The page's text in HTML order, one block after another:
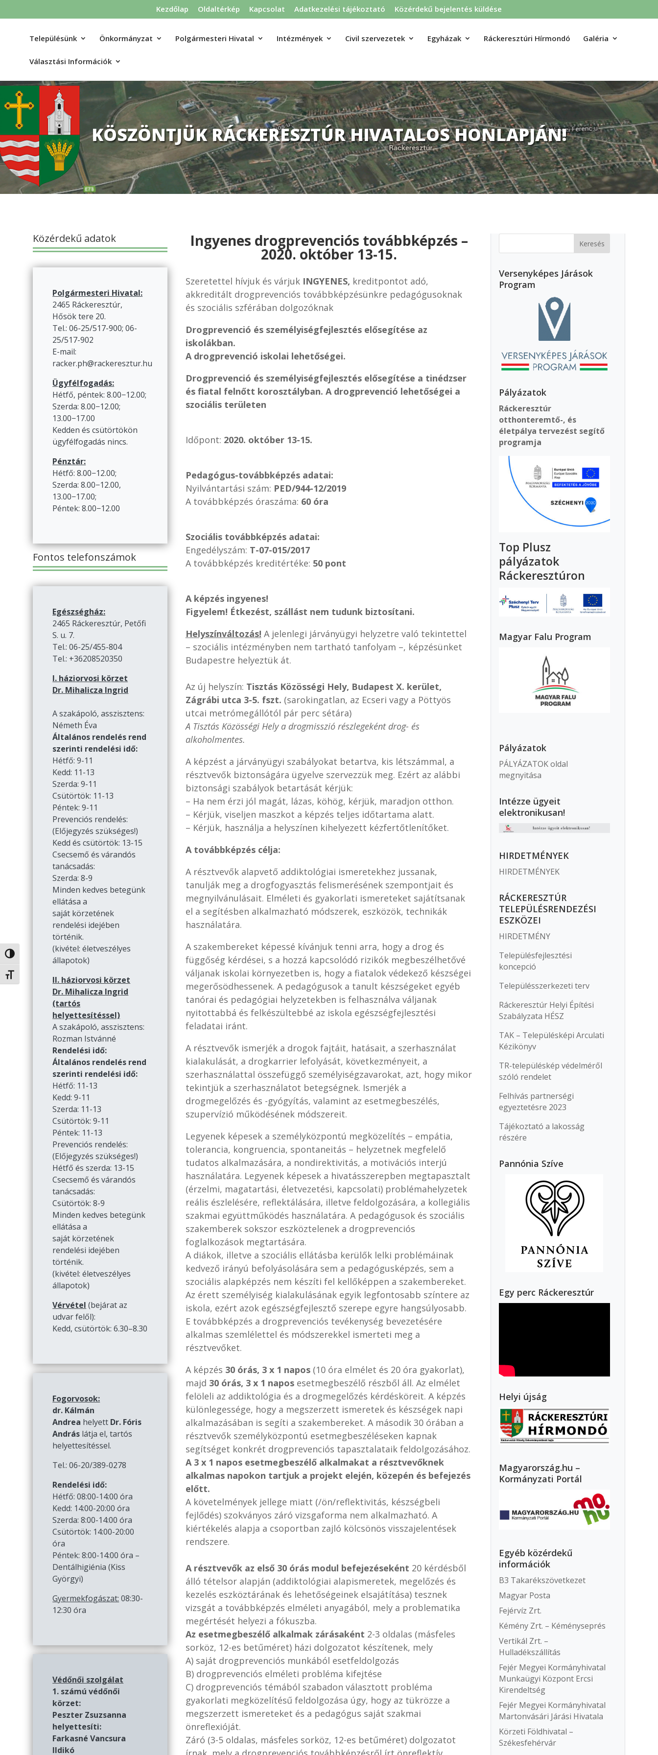
Nagy kontraszt váltása
Betűméret váltása
Kezdőlap Oldaltérkép Kapcsolat Adatkezelési tájékoztató Közérdekű bejelentés küldése
Településünk Önkormányzat Polgármesteri Hivatal Intézmények Civil szervezetek Egyházak Ráckeresztúri Hírmondó Galéria
Választási Információk
KÖSZÖNTJÜK RÁCKERESZTÚR HIVATALOS HONLAPJÁN!
Közérdekű adatok
Polgármesteri Hivatal:
2465 Ráckeresztúr,
Hősök tere 20.
Tel.: 06-25/517-900; 06-
25/517-902
E-mail:
racker.ph@rackeresztur.hu
Ügyfélfogadás:
Hétfő, péntek: 8.00−12.00;
Szerda: 8.00−12.00;
13.00−17.00
Kedden és csütörtökön
ügyfélfogadás nincs.
Pénztár:
Hétfő: 8.00−12.00;
Szerda: 8.00−12.00,
13.00−17.00;
Péntek: 8.00−12.00
Fontos telefonszámok
Egészségház:
2465 Ráckeresztúr, Petőfi
S. u. 7.
Tel.: 06-25/455-804
Tel.: +36208520350
I. háziorvosi körzet
Dr. Mihalicza Ingrid
A szakápoló, asszisztens:
Németh Éva
Általános rendelés rend
szerinti rendelési idő:
Hétfő: 9-11
Kedd: 11-13
Szerda: 9-11
Csütörtök: 11-13
Péntek: 9-11
Prevenciós rendelés:
(Előjegyzés szükséges!)
Kedd és csütörtök: 13-15
Csecsemő és várandós
tanácsadás:
Szerda: 8-9
Minden kedves betegünk
ellátása a
saját körzetének
rendelési idejében
történik.
(kivétel: életveszélyes
állapotok)
II. háziorvosi körzet
Dr. Mihalicza Ingrid
(tartós
helyettesítéssel)
A szakápoló, asszisztens:
Rozman Istvánné
Rendelési idő:
Általános rendelés rend
szerinti rendelési idő:
Hétfő: 11-13
Kedd: 9-11
Szerda: 11-13
Csütörtök: 9-11
Péntek: 11-13
Prevenciós rendelés:
(Előjegyzés szükséges!)
Hétfő és szerda: 13-15
Csecsemő és várandós
tanácsadás:
Csütörtök: 8-9
Minden kedves betegünk
ellátása a
saját körzetének
rendelési idejében
történik.
(kivétel: életveszélyes
állapotok)
Vérvétel (bejárat az
udvar felől):
Kedd, csütörtök: 6.30–8.30
Fogorvosok:
dr. Kálmán
Andrea helyett Dr. Fóris
András látja el, tartós
helyettesítéssel.
Tel.: 06-20/389-0278
Rendelési idő:
Hétfő: 08:00-14:00 óra
Kedd: 14:00-20:00 óra
Szerda: 8:00-14:00 óra
Csütörtök: 14:00-20:00
óra
Péntek: 8:00-14:00 óra –
Dentálhigiénia (Kiss
Györgyi)
Gyermekfogászat: 08:30-
12:30 óra
Védőnői szolgálat
1. számú védőnői
körzet:
Peszter Zsuzsanna
helyettesíti:
Farkasné Vancsura
Ildikó
Ingyenes drogprevenciós továbbképzés –
2020. október 13-15.
Szeretettel hívjuk és várjuk INGYENES, kreditpontot adó,
akkreditált drogprevenciós továbbképzésünkre pedagógusoknak
és szociális szférában dolgozóknak
Drogprevenció és személyiségfejlesztés elősegítése az
iskolákban.
A drogprevenció iskolai lehetőségei.
Drogprevenció és személyiségfejlesztés elősegítése a tinédzser
és fiatal felnőtt korosztályban. A drogprevenció lehetőségei a
szociális területen
Időpont: 2020. október 13-15.
Pedagógus-továbbképzés adatai:
Nyilvántartási szám: PED/944-12/2019
A továbbképzés óraszáma: 60 óra
Szociális továbbképzés adatai:
Engedélyszám: T-07-015/2017
A továbbképzés kreditértéke: 50 pont
A képzés ingyenes!
Figyelem! Étkezést, szállást nem tudunk biztosítani.
Helyszínváltozás! A jelenlegi járványügyi helyzetre való tekintettel
– szociális intézményben nem tartható tanfolyam –, képzésünket
Budapestre helyeztük át.
Az új helyszín: Tisztás Közösségi Hely, Budapest X. kerület,
Zágrábi utca 3-5. fszt. (sarokingatlan, az Ecseri vagy a Pöttyös
utcai metrómegállótól pár perc sétára)
A Tisztás Közösségi Hely a drogmisszió részlegeként drog- és
alkoholmentes.
A képzést a járványügyi szabályokat betartva, kis létszámmal, a
résztvevők biztonságára ügyelve szervezzük meg. Ezért az alábbi
biztonsági szabályok betartását kérjük:
– Ha nem érzi jól magát, lázas, köhög, kérjük, maradjon otthon.
– Kérjük, viseljen maszkot a képzés teljes időtartama alatt.
– Kérjük, használja a helyszínen kihelyezett kézfertőtlenítőket.
A továbbképzés célja:
A résztvevők alapvető addiktológiai ismeretekhez jussanak,
tanulják meg a drogfogyasztás felismerésének szempontjait és
megnyilvánulásait. Elméleti és gyakorlati ismereteket sajátítsanak
el a segítésben alkalmazható módszerek, eszközök, technikák
használatára.
A szakembereket képessé kívánjuk tenni arra, hogy a drog és
függőség kérdései, s a hozzá kapcsolódó rizikók megbeszélhetővé
váljanak iskolai környezetben is, hogy a fiatalok védekező készségei
megerősödhessenek. A pedagógusok a tanult készségeket egyéb
tanórai és pedagógiai helyzetekben is felhasználva váljanak
nyitottabbá és felkészültebbé az iskola egészségfejlesztési
feladatai iránt.
A résztvevők ismerjék a drogok fajtáit, hatásait, a szerhasználat
kialakulását, a drogkarrier lefolyását, következményeit, a
szerhasználattal összefüggő személyiségzavarokat, azt, hogy mikor
tekintjük a szerhasználatot betegségnek. Ismerjék a
drogmegelőzés és -gyógyítás, valamint az esetmegbeszélés,
szupervízió működésének módszereit.
Legyenek képesek a személyközpontú megközelítés – empátia,
tolerancia, kongruencia, spontaneitás – helyzetnek megfelelő
tudatos alkalmazására, a nondirektivitás, a motivációs interjú
használatára. Legyenek képesek a hivatásszerepben megtapasztalt
(érzelmi, magatartási, életvezetési, kapcsolati) problémahelyzetek
reális észlelésére, reflektálására, illetve feldolgozására, a kollegiális
szakmai együttműködés használatára. A pedagógusok és szociális
szakemberek sokszor eszköztelenek a drogprevenciós
foglalkozások megtartására.
A diákok, illetve a szociális ellátásba kerülők lelki problémáinak
kedvező irányú befolyásolására sem a pedagógusképzés, sem a
szociális alapképzés nem készíti fel kellőképpen a szakembereket.
Az érett személyiség kialakulásának egyik legfontosabb színtere az
iskola, ezért azok egészségfejlesztő szerepe egyre hangsúlyosabb.
E továbbképzés a drogprevenciós tevékenység bevezetésére
alkalmas szemlélettel és módszerekkel ismerteti meg a
résztvevőket.
A képzés 30 órás, 3 x 1 napos(10 óra elmélet és 20 óra gyakorlat),
majd 30 órás, 3 x 1 naposesetmegbeszélő részből áll. Az elmélet
felöleli az addiktológia és a drogmegelőzés kérdésköreit. A képzés
különlegessége, hogy a megszerzett ismeretek és készségek napi
alkalmazásában is segíti a szakembereket. A második 30 órában a
résztvevők személyközpontú esetmegbeszéléseken kapnak
segítséget konkrét drogprevenciós tapasztalataik feldolgozásához.
A 3 x 1 napos esetmegbeszélő alkalmakat a résztvevőknek
alkalmas napokon tartjuk a projekt elején, közepén és befejezés
előtt.
A követelmények jellege miatt (/ön/reflektivitás, készségbeli
fejlődés) szokványos záró vizsgaforma nem alkalmazható. A
kiértékelés alapja a csoportban zajló kölcsönös visszajelentések
rendszere.
A résztvevők az első 30 órás modul befejezéseként 20 kérdésből
álló tételsor alapján (addiktológiai alapismeretek, megelőzés és
kezelés eszköztárának és lehetőségeinek elsajátítása) tesznek
vizsgát a továbbképzés elméleti anyagából, mely a problematika
megértését helyezi a fókuszba.
Az esetmegbeszélő alkalmak zárásaként 2-3 oldalas (másfeles
sorköz, 12-es betűméret) házi dolgozatot készítenek, mely
A) saját drogprevenciós munkából esetfeldolgozás
B) drogprevenciós elméleti probléma kifejtése
C) drogprevenciós témából szabadon választott probléma
gyakorlati megközelítésű feldolgozása úgy, hogy az tükrözze a
megszerzett ismereteket és a pedagógus saját szakmai
önreflexióját.
Záró (3-5 oldalas, másfeles sorköz, 12-es betűméret) dolgozatot
Versenyképes Járások
Program
Pályázatok
Ráckeresztúr
otthonteremtő-, és
életpálya tervezést segítő
programja
Top Plusz
pályázatok
Ráckeresztúron
Magyar Falu Program
Pályázatok
PÁLYÁZATOK oldal
megnyitása
Intézze ügyeit
elektronikusan!
HIRDETMÉNYEK
HIRDETMÉNYEK
RÁCKERESZTÚR
TELEPÜLÉSRENDEZÉSI
ESZKÖZEI
HIRDETMÉNY
Településfejlesztési
koncepció
Településszerkezeti terv
Ráckeresztúr Helyi Építési
Szabályzata HÉSZ
TAK – Településképi Arculati
Kézikönyv
TR-településkép védelméről
szóló rendelet
Felhívás partnerségi
egyeztetésre 2023
Tájékoztató a lakosság
részére
Pannónia Szíve
Egy perc Ráckeresztúr
Helyi újság
Magyarország.hu –
Kormányzati Portál
Egyéb közérdekű
információk
B3 Takarékszövetkezet
Magyar Posta
Fejérvíz Zrt.
Kémény Zrt. – Kéményseprés
Vertikál Zrt. –
Hulladékszállítás
Fejér Megyei Kormányhivatal
Munkaügyi Központ Ercsi
Kirendeltség
Fejér Megyei Kormányhivatal
Martonvásári Járási Hivatala
Körzeti Földhivatal –
Székesfehérvár